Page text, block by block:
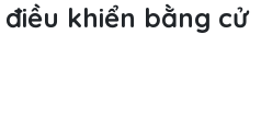
khiển bằng cử